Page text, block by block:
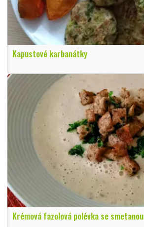
Kapustové karbanátky
Krémová fazolová polévka se smetanou